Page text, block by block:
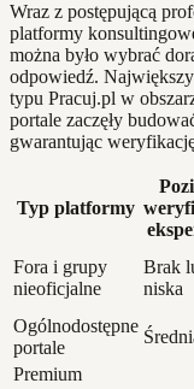
Wraz z postępującą
platformy
można było wybrać
odpowiedź.
typu Pracuj.pl w
portale zaczęły
gwarantując
Typ platformy
Fora i grupy
nieoficjalne
Brak
niska
Ogólnodostępne
portale
Premium